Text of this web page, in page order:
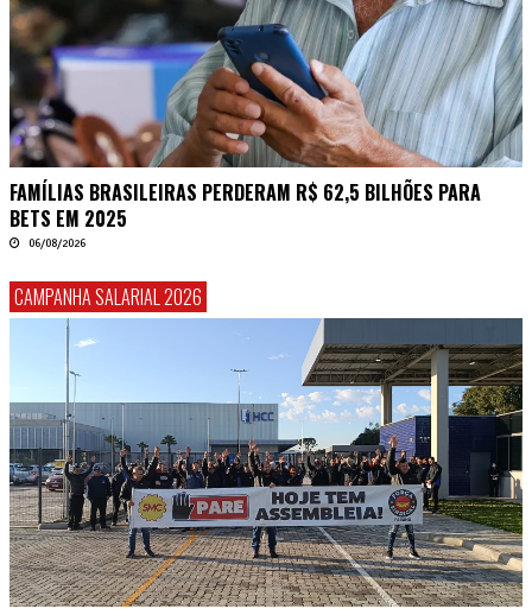
FAMÍLIAS BRASILEIRAS PERDERAM R$ 62,5 BILHÕES PARA
BETS EM 2025
06/08/2026
CAMPANHA SALARIAL 2026